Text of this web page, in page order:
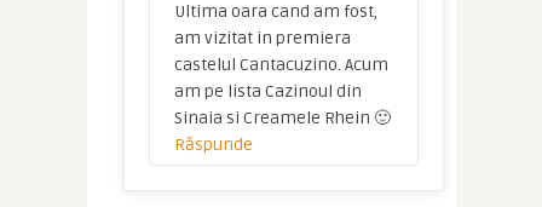
Ultima oara cand am fost,
am vizitat in premiera
castelul Cantacuzino. Acum
am pe lista Cazinoul din
Sinaia si Creamele Rhein 🙂
Răspunde